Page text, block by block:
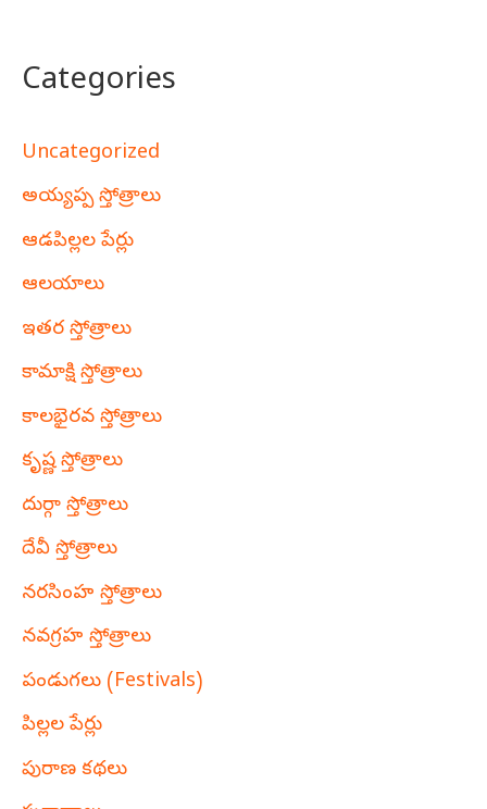
Categories
Uncategorized
అయ్యప్ప స్తోత్రాలు
ఆడపిల్లల పేర్లు
ఆలయాలు
ఇతర స్తోత్రాలు
కామాక్షి స్తోత్రాలు
కాలభైరవ స్తోత్రాలు
కృష్ణ స్తోత్రాలు
దుర్గా స్తోత్రాలు
దేవీ స్తోత్రాలు
నరసింహ స్తోత్రాలు
నవగ్రహ స్తోత్రాలు
పండుగలు (Festivals)
పిల్లల పేర్లు
పురాణ కథలు